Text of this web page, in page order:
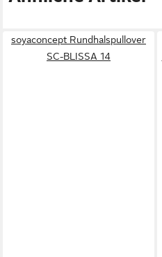
soyaconcept Rundhalspullover
SC-BLISSA 14